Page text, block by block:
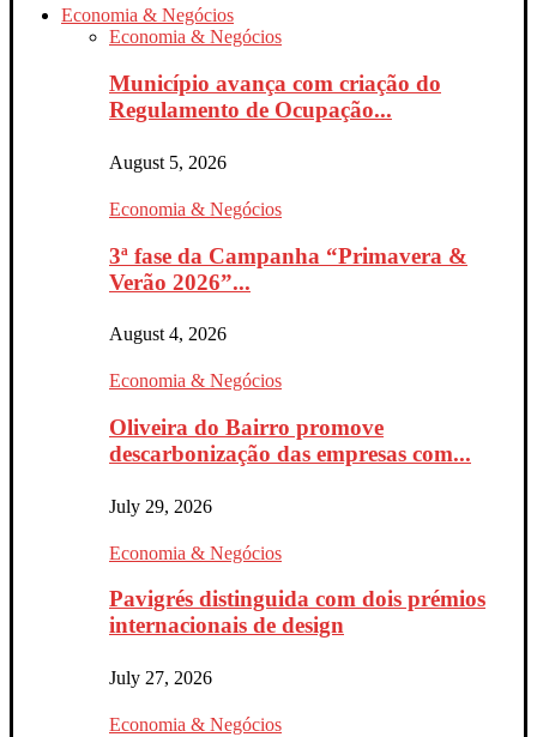
Economia & Negócios
Economia & Negócios
Município avança com criação do
Regulamento de Ocupação...
August 5, 2026
Economia & Negócios
3ª fase da Campanha “Primavera &
Verão 2026”...
August 4, 2026
Economia & Negócios
Oliveira do Bairro promove
descarbonização das empresas com...
July 29, 2026
Economia & Negócios
Pavigrés distinguida com dois prémios
internacionais de design
July 27, 2026
Economia & Negócios